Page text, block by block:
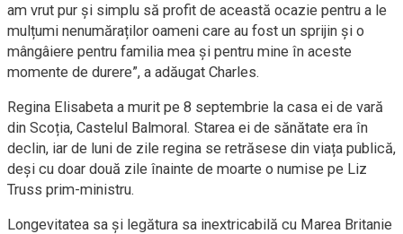
am vrut pur și simplu să profit de această ocazie pentru a le
mulțumi nenumăraților oameni care au fost un sprijin și o
mângâiere pentru familia mea și pentru mine în aceste
momente de durere”, a adăugat Charles.
Regina Elisabeta a murit pe 8 septembrie la casa ei de vară
din Scoția, Castelul Balmoral. Starea ei de sănătate era în
declin, iar de luni de zile regina se retrăsese din viața publică,
deși cu doar două zile înainte de moarte o numise pe Liz
Truss prim-ministru.
Longevitatea sa și legătura sa inextricabilă cu Marea Britanie